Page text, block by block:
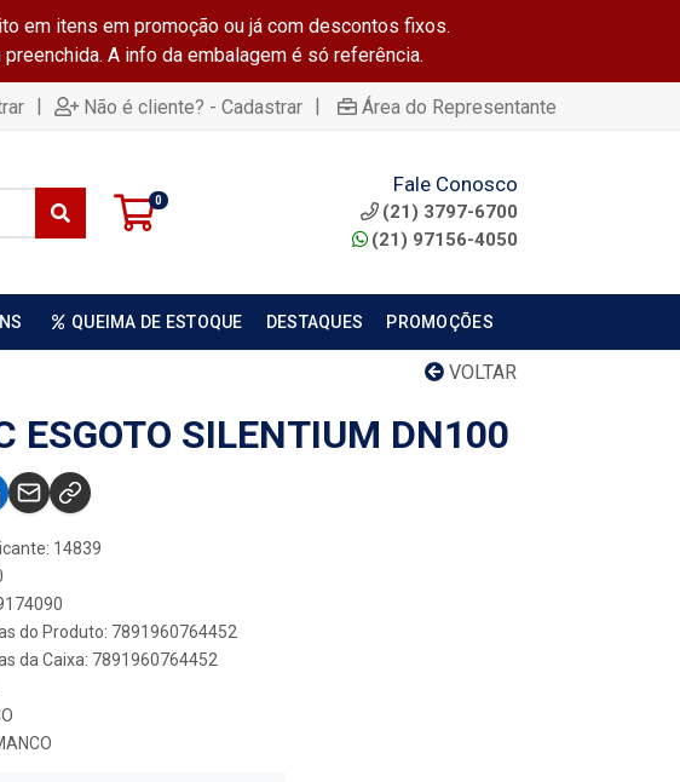
em itens em promoção ou já com descontos fixos.
A info da embalagem é só referência.
| Não é cliente? - Cadastrar | Área do Representante
0
Fale Conosco
(21) 3797-6700
(21) 97156-4050
QUEIMA DE ESTOQUE DESTAQUES PROMOÇÕES
VOLTAR
ESGOTO SILENTIUM DN100
14839
do Produto: 7891960764452
da Caixa: 7891960764452